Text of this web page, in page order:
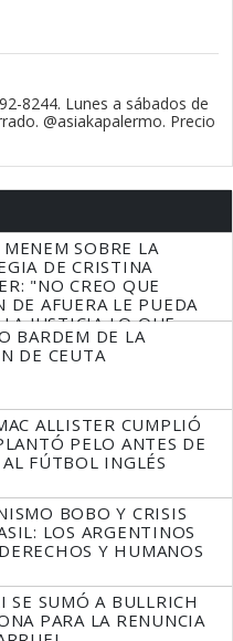
8244. Lunes a sábados de
@asiakapalermo. Precio
SOBRE LA
DE CRISTINA
"NO CREO QUE
DE AFUERA LE PUEDA
JUSTICIA LO QUE
HACER"
BARDEM DE LA
DE CEUTA
ALLISTER CUMPLIÓ
PELO ANTES DE
FÚTBOL INGLÉS
BOBO Y CRISIS
LOS ARGENTINOS
Y HUMANOS
SE SUMÓ A BULLRICH
PARA LA RENUNCIA